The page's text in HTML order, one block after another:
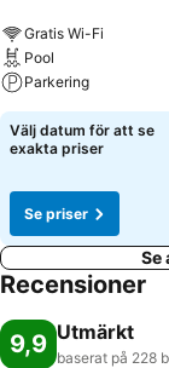
Gratis Wi-Fi
Pool
Parkering
Välj datum för att se
exakta priser
Se priser
Se
Recensioner
9,9 Utmärkt
baserat på 228